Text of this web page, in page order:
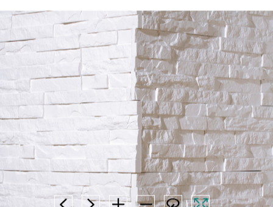
opakowanie
] [szt. / psc] [kg]
0,4 8 5,5